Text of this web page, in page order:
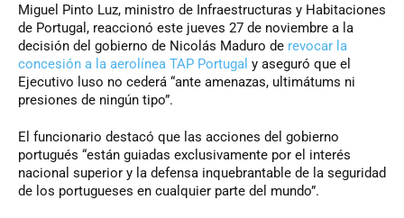
Miguel Pinto Luz, ministro de Infraestructuras y Habitaciones
de Portugal, reaccionó este jueves 27 de noviembre a la
decisión del gobierno de Nicolás Maduro de revocar la
concesión a la aerolínea TAP Portugal y aseguró que el
Ejecutivo luso no cederá “ante amenazas, ultimátums ni
presiones de ningún tipo”.
El funcionario destacó que las acciones del gobierno
portugués “están guiadas exclusivamente por el interés
nacional superior y la defensa inquebrantable de la seguridad
de los portugueses en cualquier parte del mundo”.